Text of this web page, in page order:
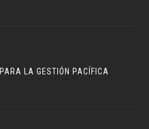
LA GESTIÓN PACÍFICA